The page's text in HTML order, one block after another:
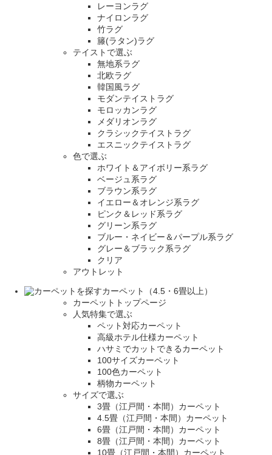
レーヨンラグ
ナイロンラグ
竹ラグ
籐(ラタン)ラグ
テイストで選ぶ
無地系ラグ
北欧ラグ
韓国風ラグ
モダンテイストラグ
モロッカンラグ
メダリオンラグ
クラシックテイストラグ
エスニックテイストラグ
色で選ぶ
ホワイト＆アイボリー系ラグ
ベージュ系ラグ
ブラウン系ラグ
イエロー＆オレンジ系ラグ
ピンク＆レッド系ラグ
グリーン系ラグ
ブルー・ネイビー＆パープル系ラグ
グレー＆ブラック系ラグ
クリア
アウトレット
カーペット（4.5・6畳以上）
カーペットトップページ
人気特集で選ぶ
ペット対応カーペット
高級ホテル仕様カーペット
ハサミでカットできるカーペット
100サイズカーペット
100色カーペット
柄物カーペット
サイズで選ぶ
3畳（江戸間・本間）カーペット
4.5畳（江戸間・本間）カーペット
6畳（江戸間・本間）カーペット
8畳（江戸間・本間）カーペット
10畳（江戸間・本間）カーペット